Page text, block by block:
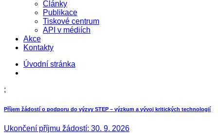
Články
Publikace
Tiskové centrum
API v médiích
Akce
Kontakty
Úvodní stránka
;
Příjem žádostí o podporu do výzvy STEP – výzkum a vývoj kritických technologií
Ukončení příjmu žádostí: 30. 9. 2026